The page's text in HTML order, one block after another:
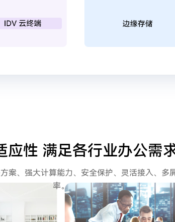
应性 满足各行业办公需
案、强大计算能力、安全保护、灵活接入、多
率。